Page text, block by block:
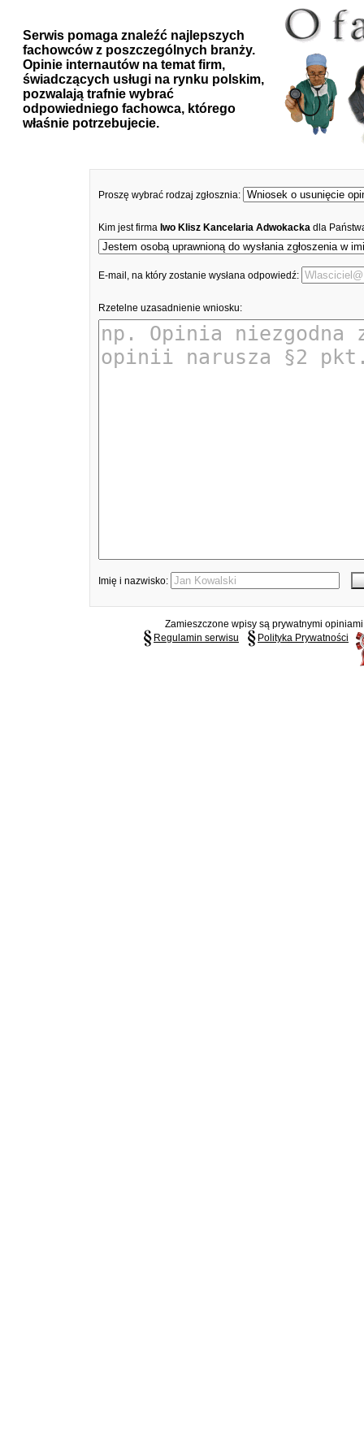
Serwis pomaga znaleźć najlepszych
fachowców z poszczególnych branży.
Opinie internautów na temat firm,
świadczących usługi na rynku polskim,
pozwalają trafnie wybrać
odpowiedniego fachowca, którego
właśnie potrzebujecie.
Proszę wybrać rodzaj zgłosznia:
Kim jest firma Iwo Klisz Kancelaria Adwokacka dla
E-mail, na który zostanie wysłana odpowiedź:
Rzetelne uzasadnienie wniosku:
Imię i nazwisko:
Zamieszczone wpisy są prywatnymi
Regulamin serwisu
Polityka Prywatności